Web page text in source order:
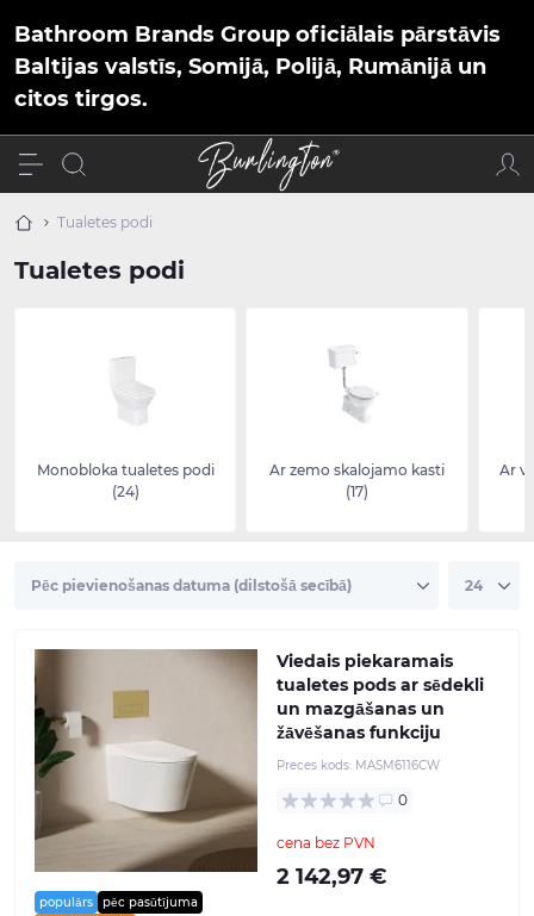
Bathroom Brands Group oficiālais pārstāvis
Baltijas valstīs, Somijā, Polijā, Rumānijā un
citos tirgos.
Tualetes podi
Tualetes podi
Monobloka tualetes podi
(24)
Ar zemo skalojamo kasti
(17)
Ar
populārs
pēc pasūtījuma
Viedais piekaramais
tualetes pods ar sēdekli
un mazgāšanas un
žāvēšanas funkciju
Preces kods: MASM6116CW
0
cena bez PVN
2 142,97 €